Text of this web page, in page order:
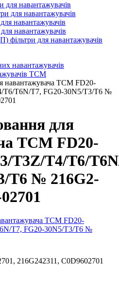
для навантажувачів
для навантажувачів
навантажувачів
навантажувачів
фільтри для навантажувачів
навантажувачів
TCM
навантажувача TCM FD20-
T6/T6N/T7, FG20-30N5/T3/T6 №
для
TCM FD20-
T3Z/T4/T6/
T6 № 216G2-
216G242311, C0D9602701